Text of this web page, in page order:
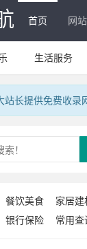
首页 网
生活服务
站长提供免费收录
餐饮美食 家居建
银行保险 常用查